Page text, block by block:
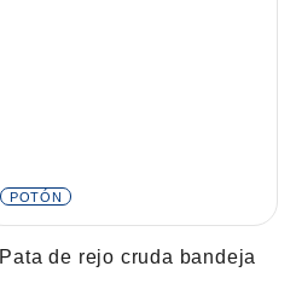
POTÓN
Pata de rejo cruda bandeja